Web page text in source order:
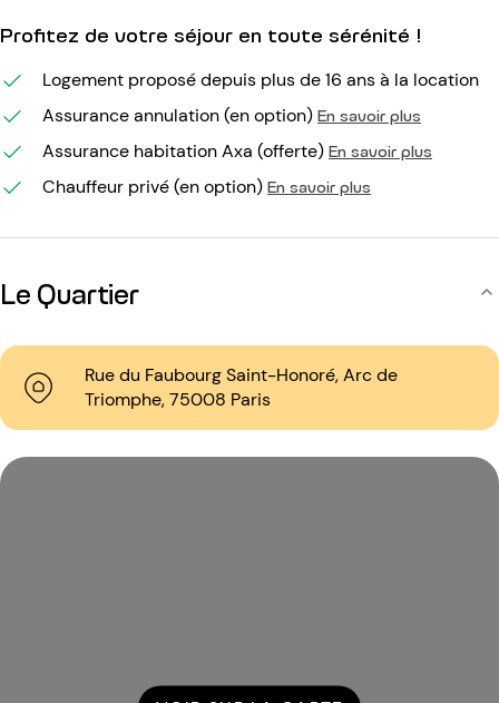
Profitez de votre séjour en toute sérénité !
Logement proposé depuis plus de 16 ans à la location
Assurance annulation (en option) En savoir plus
Assurance habitation Axa (offerte) En savoir plus
Chauffeur privé (en option) En savoir plus
Le Quartier
Rue du Faubourg Saint-Honoré, Arc de
Triomphe, 75008 Paris